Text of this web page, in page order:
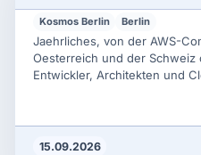
Kosmos Berlin Berlin
Jaehrliches, von der AWS-
Oesterreich und der Schweiz
Entwickler, Architekten und
aus. Stark
User Groups und Sponsoren.
15.09.2026